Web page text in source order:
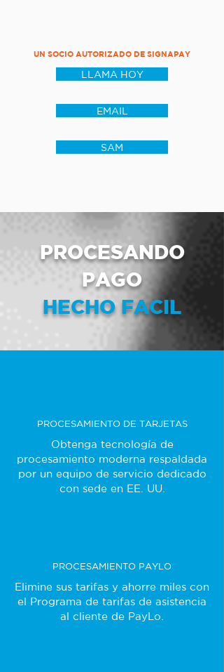
UN SOCIO AUTORIZADO DE SIGNAPAY
LLAMA HOY
EMAIL
SAM
PROCESANDO
PAGO
HECHO FACIL
PROCESAMIENTO DE TARJETAS
Obtenga tecnología de
procesamiento moderna respaldada
por un equipo de servicio dedicado
con sede en EE. UU.
PROCESAMIENTO PAYLO
Elimine sus tarifas y ahorre miles con
el Programa de tarifas de asistencia
al cliente de PayLo.